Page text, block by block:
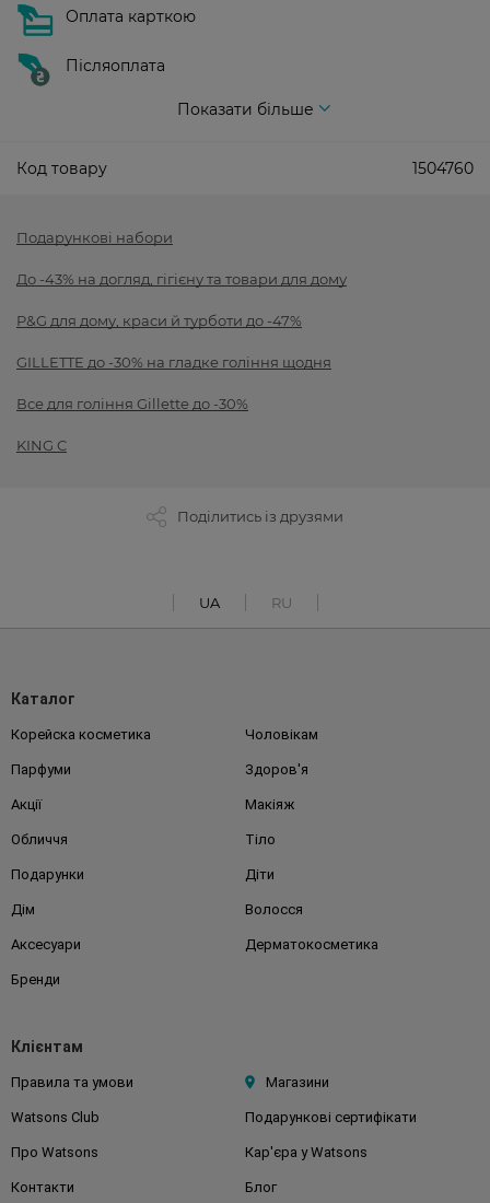
Оплата карткою
Післяоплата
Показати більше
Код товару 1504760
Подарункові набори
До -43% на догляд, гігієну та товари для дому
P&G для дому, краси й турботи до -47%
GILLETTE до -30% на гладке гоління щодня
Все для гоління Gillette до -30%
KING C
Поділитись із друзями
UA RU
Каталог
Корейска косметика Чоловікам
Парфуми Здоров'я
Акції Макіяж
Обличчя Тіло
Подарунки Діти
Дім Волосся
Аксесуари Дерматокосметика
Бренди
Клієнтам
Правила та умови Магазини
Watsons Club Подарункові сертифікати
Про Watsons Кар'єра у Watsons
Контакти Блог